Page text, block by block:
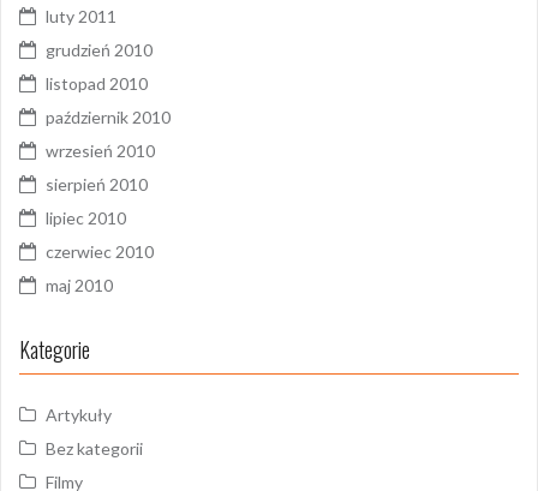
luty 2011
grudzień 2010
listopad 2010
październik 2010
wrzesień 2010
sierpień 2010
lipiec 2010
czerwiec 2010
maj 2010
Kategorie
Artykuły
Bez kategorii
Filmy